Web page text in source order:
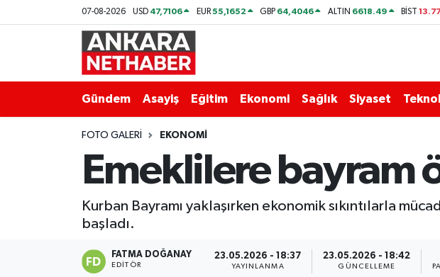
07-08-2026 USD 47,7106 EUR55,1652 GBP 64,4046 ALTIN 6618.49 BİST
Gündem Asayiş Eğitim Ekonomi Sağlık Siyaset
FOTO GALERI EKONOMI
Emeklilere bayram
Kurban Bayramı yaklaşırken ekonomik sıkıntılarla
başladı.
FATMA DOĞANAY
EDITÖR
23.05.2026 - 18:37
YAYINLANMA
23.05.2026 - 18:42
GÜNCELLEME
Gündem
Kim Kimdir Nereli
Resmi İlanlar
Ankara Hava Durumu
Tüm Manşetler
Son Dakika Haberleri
Haber Arşivi